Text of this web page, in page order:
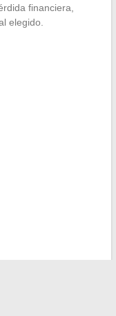
financiera,
elegido.